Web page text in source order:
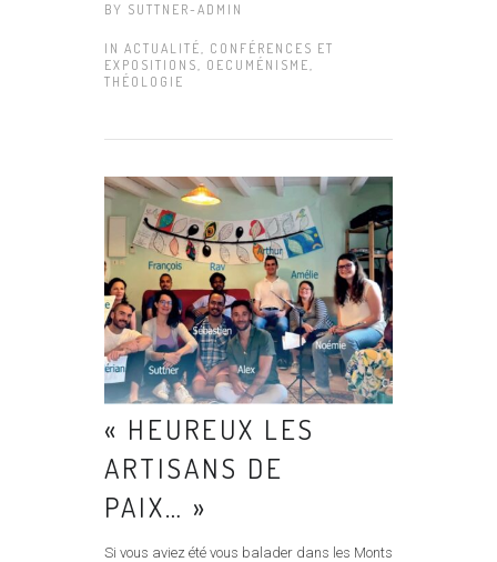
BY SUTTNER-ADMIN
IN ACTUALITÉ, CONFÉRENCES ET
EXPOSITIONS, OECUMÉNISME,
THÉOLOGIE
« HEUREUX LES
ARTISANS DE
PAIX… »
Si vous aviez été vous balader dans les Monts